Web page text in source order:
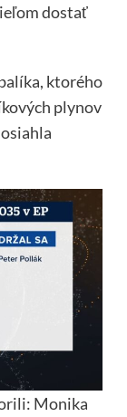
dostať
ktorého
plynov
Monika